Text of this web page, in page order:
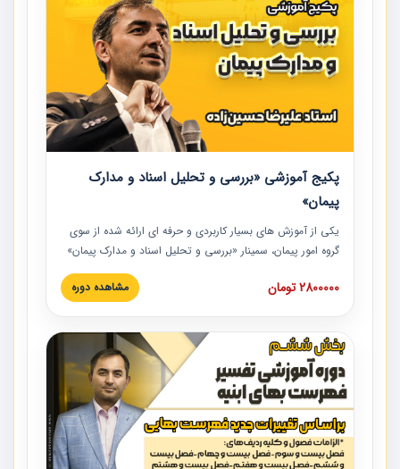
پکیج آموزشی «بررسی و تحلیل اسناد و مدارک
پیمان»
یکی از آموزش‏‏‏‏‏‏ های بسیار کاربردی و حرفه‏ ای ارائه شده از سوی
گروه امور پیمان، سمینار «بررسی و تحلیل اسناد و مدارک پیمان»
است که در دانشگاه صنعتی شریف ارائه شد. در این آموزش
نکات کلیدی مربوط به اسناد و مدارک پیمان، اولویت بندی اسناد
پیمان به همراه تجربیات عملی در این خصوص ارائه شده است.
2800000 تومان مشاهده دوره